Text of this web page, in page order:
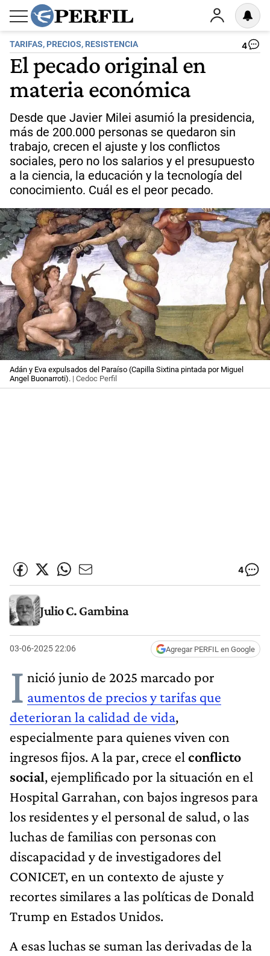
TARIFAS, PRECIOS, RESISTENCIA 4
El pecado original en
materia económica
Desde que Javier Milei asumió la presidencia,
más de 200.000 personas se quedaron sin
trabajo, crecen el ajuste y los conflictos
sociales, pero no los salarios y el presupuesto
a la ciencia, la educación y la tecnología del
conocimiento. Cuál es el peor pecado.
Adán y Eva expulsados del Paraíso (Capilla Sixtina pintada por Miguel
Angel Buonarroti). | Cedoc Perfil
4
Julio C. Gambina
03-06-2025 22:06 Agregar PERFIL en Google
I nició junio de 2025 marcado por
aumentos de precios y tarifas que
deterioran la calidad de vida,
especialmente para quienes viven con
ingresos fijos. A la par, crece el conflicto
social, ejemplificado por la situación en el
Hospital Garrahan, con bajos ingresos para
los residentes y el personal de salud, o las
luchas de familias con personas con
discapacidad y de investigadores del
CONICET, en un contexto de ajuste y
recortes similares a las políticas de Donald
Trump en Estados Unidos.
A esas luchas se suman las derivadas de la